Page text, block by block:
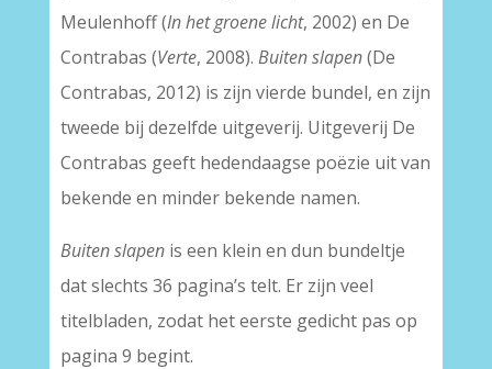
Meulenhoff (In het groene licht, 2002) en De
Contrabas (Verte, 2008). Buiten slapen(De
Contrabas, 2012) is zijn vierde bundel, en zijn
tweede bij dezelfde uitgeverij. Uitgeverij De
Contrabas geeft hedendaagse poëzie uit van
bekende en minder bekende namen.
Buiten slapenis een klein en dun bundeltje
dat slechts 36 pagina’s telt. Er zijn veel
titelbladen, zodat het eerste gedicht pas op
pagina 9 begint.